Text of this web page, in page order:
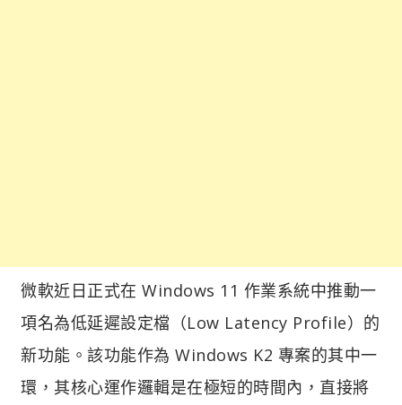
微軟近日正式在 Windows 11 作業系統中推動一
項名為低延遲設定檔（Low Latency Profile）的
新功能。該功能作為 Windows K2 專案的其中一
環，其核心運作邏輯是在極短的時間內，直接將